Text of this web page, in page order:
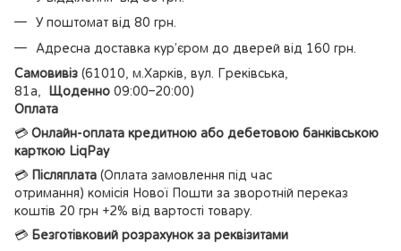
У поштомат від 80 грн.
Адресна доставка кур’єром до дверей від 160 грн.
Самовивіз (61010, м.Харків, вул. Греківська,
81а,
Щоденно 09:00–20:00)
Оплата
💳 Онлайн-оплата кредитною або дебетовою банківською
карткою LiqPay
💳 Післяплата (Оплата замовлення під час
отримання) комісія Нової Пошти за зворотній переказ
коштів 20 грн +2% від вартості товару.
💳 Безготівковий розрахунок за реквізитами